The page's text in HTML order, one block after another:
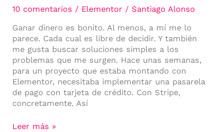
10 comentarios / Elementor / Santiago Alonso
Ganar dinero es bonito. Al menos, a mí me lo
parece. Cada cual es libre de decidir. Y también
me gusta buscar soluciones simples a los
problemas que me surgen. Hace unas semanas,
para un proyecto que estaba montando con
Elementor, necesitaba implementar una pasarela
de pago con tarjeta de crédito. Con Stripe,
concretamente. Así
Leer más »